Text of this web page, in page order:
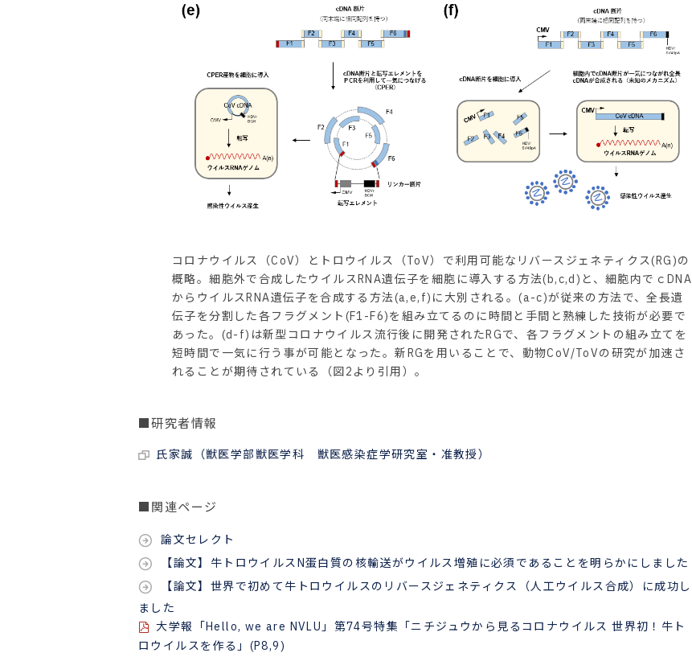
コロナウイルス（CoV）とトロウイルス（ToV）で利用可能なリバースジェネティクス(RG)の
概略。細胞外で合成したウイルスRNA遺伝子を細胞に導入する方法(b,c,d)と、細胞内でｃDNA
からウイルスRNA遺伝子を合成する方法(a,e,f)に大別される。(a-c)が従来の方法で、全長遺
伝子を分割した各フラグメント(F1-F6)を組み立てるのに時間と手間と熟練した技術が必要で
あった。(d-f)は新型コロナウイルス流行後に開発されたRGで、各フラグメントの組み立てを
短時間で一気に行う事が可能となった。新RGを用いることで、動物CoV/ToVの研究が加速さ
れることが期待されている（図2より引用）。
■研究者情報
氏家誠（獣医学部獣医学科 獣医感染症学研究室・准教授）
■関連ページ
論文セレクト
【論文】牛トロウイルスN蛋白質の核輸送がウイルス増殖に必須であることを明らかにしました
【論文】世界で初めて牛トロウイルスのリバースジェネティクス（人工ウイルス合成）に成功し
ました
大学報「Hello, we are NVLU」第74号特集「ニチジュウから見るコロナウイルス 世界初！牛ト
ロウイルスを作る」(P8,9)